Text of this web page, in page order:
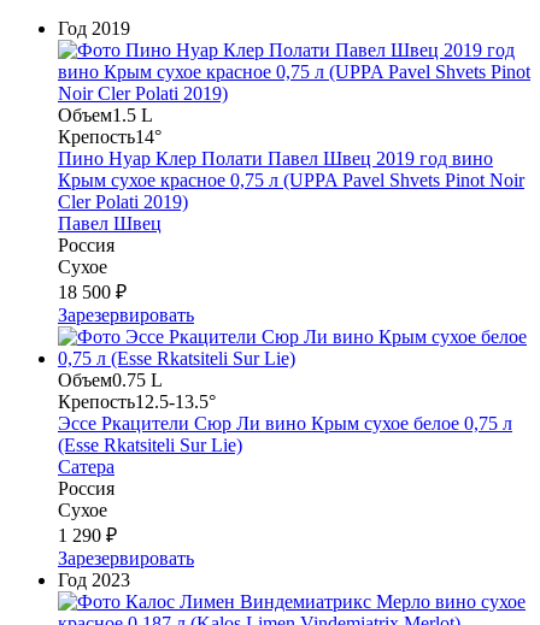
Год 2019
Объем1.5 L
Крепость14°
Пино Нуар Клер Полати Павел Швец 2019 год вино
Крым сухое красное 0,75 л (UPPA Pavel Shvets Pinot Noir
Cler Polati 2019)
Павел Швец
Россия
Сухое
18 500 ₽
Зарезервировать
Объем0.75 L
Крепость12.5-13.5°
Эссе Ркацители Сюр Ли вино Крым сухое белое 0,75 л
(Esse Rkatsiteli Sur Lie)
Сатера
Россия
Сухое
1 290 ₽
Зарезервировать
Год 2023